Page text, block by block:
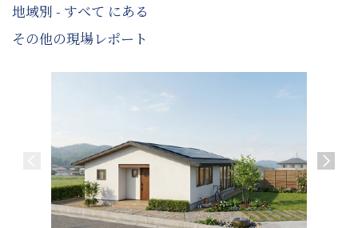
地域別 - すべて にある
その他の現場レポート